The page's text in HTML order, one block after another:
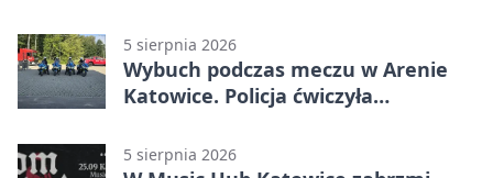
5 sierpnia 2026
Wybuch podczas meczu w Arenie
Katowice. Policja ćwiczyła
5 sierpnia 2026